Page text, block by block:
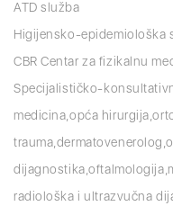
ATD služba
Higijensko-epidemiološka
CBR Centar za fizikalnu
Specijalističko-
medicina,opća
radiološka i ultrazvučna